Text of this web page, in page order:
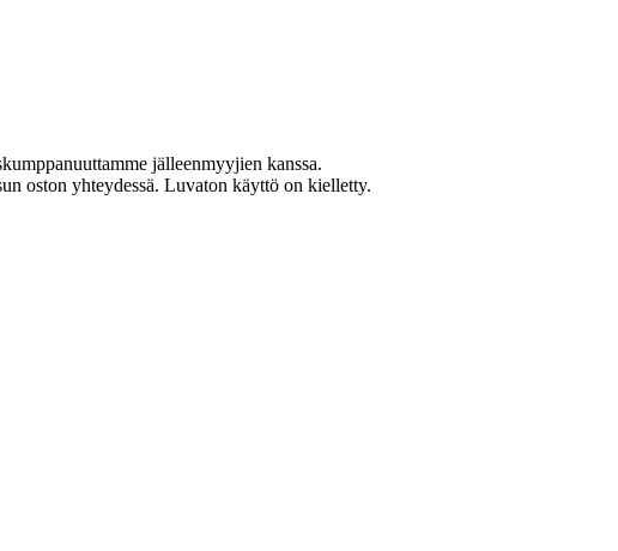
jälleenmyyjien kanssa.
oston yhteydessä. Luvaton käyttö on kielletty.